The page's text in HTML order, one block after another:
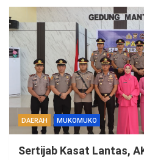
DAERAH MUKOMUKO
Sertijab Kasat Lantas,